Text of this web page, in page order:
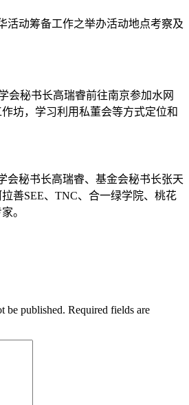
活动筹备工作之举办活动地点考察及
会秘书长高瑞睿前往南京参加水网
坊，学习利用私董会等方式定位和
会秘书长高瑞睿、基金会秘书长张天
善SEE、TNC、合一绿学院、桃花
。
be published. Required fields are